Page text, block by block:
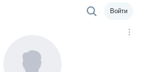
Войти